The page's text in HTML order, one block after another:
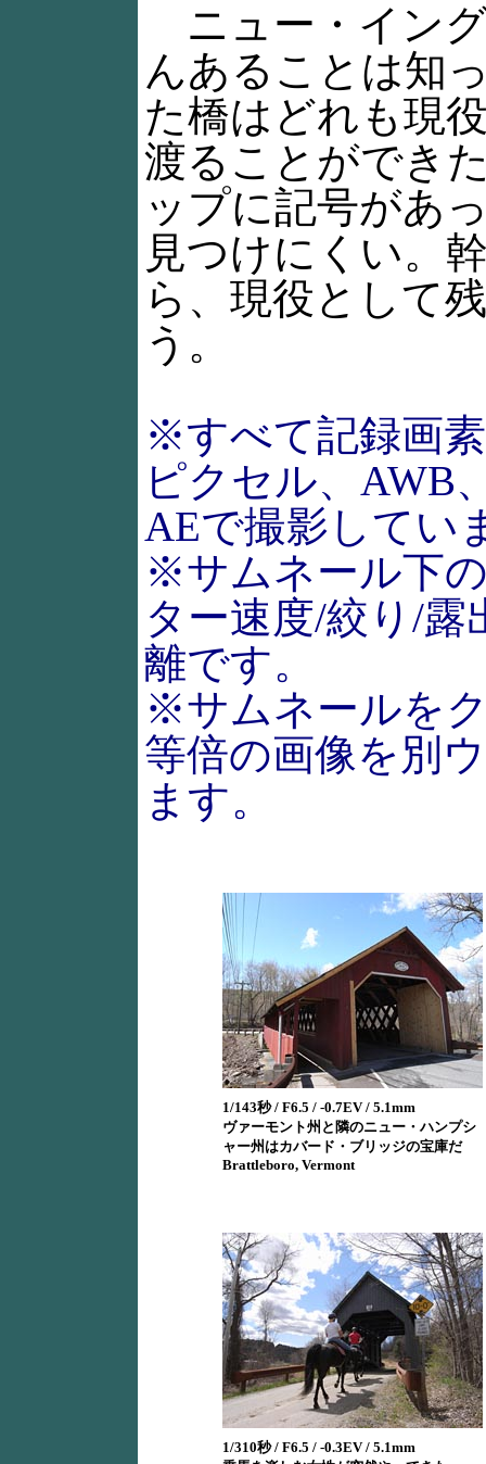
ニュー・イン
んあることは知
た橋はどれも現
渡ることができ
ップに記号があ
見つけにくい。
ら、現役として
う。
※すべて記録画
ピクセル、AWB
AEで撮影してい
※サムネール下
ター速度/絞り/露
離です。
※サムネールを
等倍の画像を別
ます。
1/143秒 / F6.5 / -0.7EV / 5.1mm
ヴァーモント州と隣のニュー・ハンプシ
ャー州はカバード・ブリッジの宝庫だ
Brattleboro, Vermont
1/310秒 / F6.5 / -0.3EV / 5.1mm